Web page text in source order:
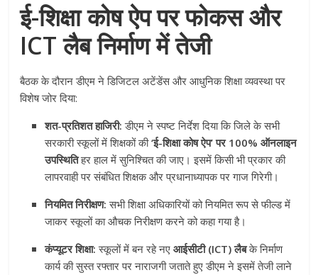
ई-शिक्षा कोष ऐप पर फोकस और
ICT लैब निर्माण में तेजी
बैठक के दौरान डीएम ने डिजिटल अटेंडेंस और आधुनिक शिक्षा व्यवस्था पर
विशेष जोर दिया:
शत-प्रतिशत हाजिरी: डीएम ने स्पष्ट निर्देश दिया कि जिले के सभी
सरकारी स्कूलों में शिक्षकों की‘ई-शिक्षा कोष ऐप’ पर 100% ऑनलाइन
उपस्थितिहर हाल में सुनिश्चित की जाए। इसमें किसी भी प्रकार की
लापरवाही पर संबंधित शिक्षक और प्रधानाध्यापक पर गाज गिरेगी।
नियमित निरीक्षण: सभी शिक्षा अधिकारियों को नियमित रूप से फील्ड में
जाकर स्कूलों का औचक निरीक्षण करने को कहा गया है।
कंप्यूटर शिक्षा: स्कूलों में बन रहे नएआईसीटी (ICT) लैबके निर्माण
कार्य की सुस्त रफ्तार पर नाराजगी जताते हुए डीएम ने इसमें तेजी लाने